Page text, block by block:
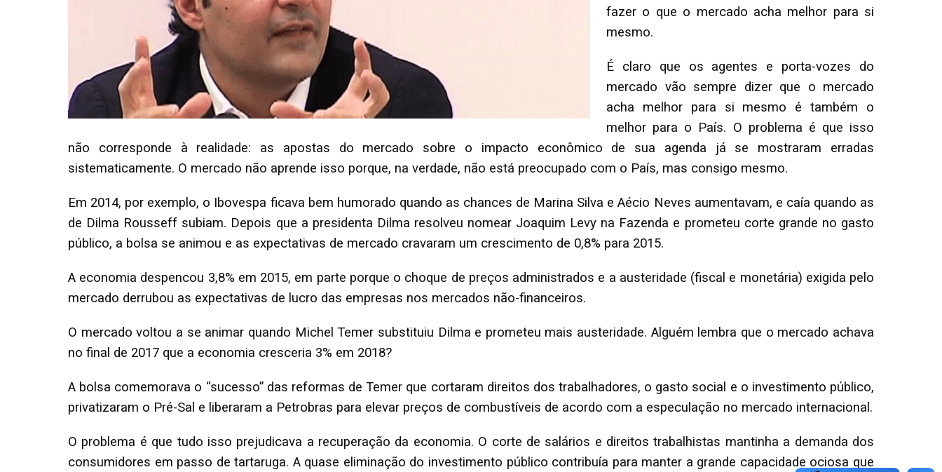
fazer o que o mercado acha melhor para si
mesmo.
É claro que os agentes e porta-vozes do
mercado vão sempre dizer que o mercado
acha melhor para si mesmo é também o
melhor para o País. O problema é que isso
não corresponde à realidade: as apostas do mercado sobre o impacto econômico de sua agenda já se mostraram erradas
sistematicamente. O mercado não aprende isso porque, na verdade, não está preocupado com o País, mas consigo mesmo.
Em 2014, por exemplo, o Ibovespa ficava bem humorado quando as chances de Marina Silva e Aécio Neves aumentavam, e caía quando as
de Dilma Rousseff subiam. Depois que a presidenta Dilma resolveu nomear Joaquim Levy na Fazenda e prometeu corte grande no gasto
público, a bolsa se animou e as expectativas de mercado cravaram um crescimento de 0,8% para 2015.
A economia despencou 3,8% em 2015, em parte porque o choque de preços administrados e a austeridade (fiscal e monetária) exigida pelo
mercado derrubou as expectativas de lucro das empresas nos mercados não-financeiros.
O mercado voltou a se animar quando Michel Temer substituiu Dilma e prometeu mais austeridade. Alguém lembra que o mercado achava
no final de 2017 que a economia cresceria 3% em 2018?
A bolsa comemorava o “sucesso” das reformas de Temer que cortaram direitos dos trabalhadores, o gasto social e o investimento público,
privatizaram o Pré-Sal e liberaram a Petrobras para elevar preços de combustíveis de acordo com a especulação no mercado internacional.
O problema é que tudo isso prejudicava a recuperação da economia. O corte de salários e direitos trabalhistas mantinha a demanda dos
consumidores em passo de tartaruga. A quase eliminação do investimento público contribuía para manter a grande capacidade ociosa que